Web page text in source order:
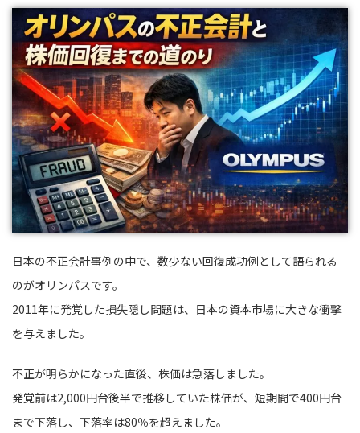
日本の不正会計事例の中で、数少ない回復成功例として語られる
のがオリンパスです。
2011年に発覚した損失隠し問題は、日本の資本市場に大きな衝撃
を与えました。
不正が明らかになった直後、株価は急落しました。
発覚前は2,000円台後半で推移していた株価が、短期間で400円台
まで下落し、下落率は80％を超えました。